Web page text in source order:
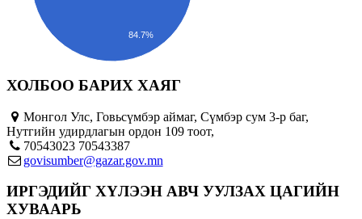
84.7%
ХОЛБОО БАРИХ ХАЯГ
Монгол Улс, Говьсүмбэр аймаг, Сүмбэр сум 3-р баг,
Нутгийн удирдлагын ордон 109 тоот,
70543023 70543387
govisumber@gazar.gov.mn
ИРГЭДИЙГ ХҮЛЭЭН АВЧ УУЛЗАХ ЦАГИЙН
ХУВААРЬ